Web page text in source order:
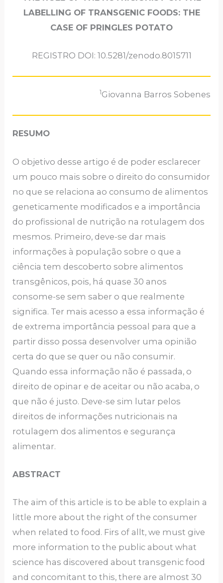
LABELLING OF TRANSGENIC FOODS: THE
CASE OF PRINGLES POTATO
REGISTRO DOI: 10.5281/zenodo.8015711
1Giovanna Barros Sobenes
RESUMO
O objetivo desse artigo é de poder esclarecer
um pouco mais sobre o direito do consumidor
no que se relaciona ao consumo de alimentos
geneticamente modificados e a importância
do profissional de nutrição na rotulagem dos
mesmos. Primeiro, deve-se dar mais
informações à população sobre o que a
ciência tem descoberto sobre alimentos
transgênicos, pois, há quase 30 anos
consome-se sem saber o que realmente
significa. Ter mais acesso a essa informação é
de extrema importância pessoal para que a
partir disso possa desenvolver uma opinião
certa do que se quer ou não consumir.
Quando essa informação não é passada, o
direito de opinar e de aceitar ou não acaba, o
que não é justo. Deve-se sim lutar pelos
direitos de informações nutricionais na
rotulagem dos alimentos e segurança
alimentar.
ABSTRACT
The aim of this article is to be able to explain a
little more about the right of the consumer
when related to food. Firs of allt, we must give
more information to the public about what
science has discovered about transgenic food
and concomitant to this, there are almost 30